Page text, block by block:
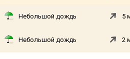
Небольшой дождь 5
Небольшой дождь 2